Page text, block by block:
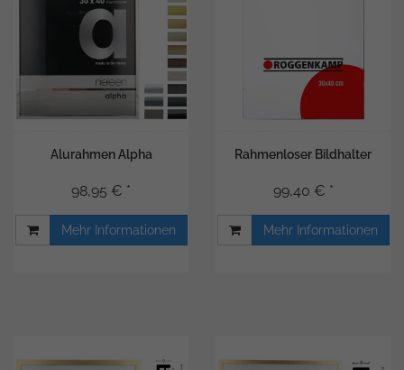
Alurahmen Alpha
98,95 € *
Mehr Informationen
Rahmenloser Bildhalter
99,40 € *
Mehr Informationen